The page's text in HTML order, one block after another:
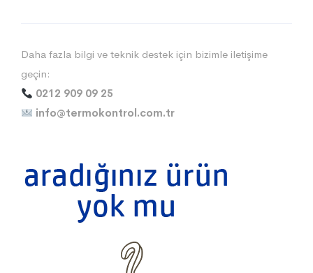
Daha fazla bilgi ve teknik destek için bizimle iletişime
geçin:
0212 909 09 25
info@termokontrol.com.tr